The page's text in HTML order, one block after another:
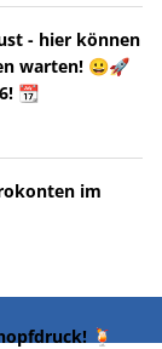
- hier können
warten! 😀🚀
📆
im
🍹